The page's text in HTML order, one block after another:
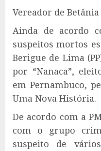
Vereador de
Ainda de acordo
suspeitos mortos
Berigue de Lima
por “Nanaca”,
em Pernambuco,
Uma Nova História.
De acordo com a
com o grupo
suspeito de